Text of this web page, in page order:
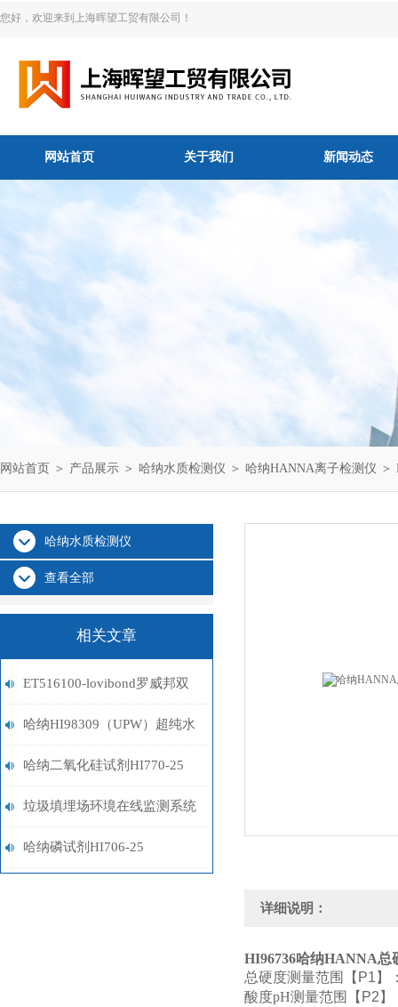
您好，欢迎来到上海晖望工贸有限公司！
网站首页 关于我们 新闻动态
网站首页 ＞ 产品展示 ＞ 哈纳水质检测仪 ＞ 哈纳HANNA离子检测仪 ＞
哈纳水质检测仪
查看全部
相关文章
ET516100-lovibond罗威邦双
胍试剂
哈纳HI98309（UPW）超纯水
笔式电导率测定仪
哈纳二氧化硅试剂HI770-25
垃圾填埋场环境在线监测系统
哈纳磷试剂HI706-25
详细说明：
HI96736哈纳HANNA总
总硬度测量范围
【P1】
酸度pH测量范围
【P2】